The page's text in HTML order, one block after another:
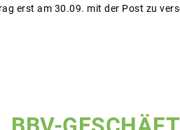
erst am 30.09. mit der Post zu